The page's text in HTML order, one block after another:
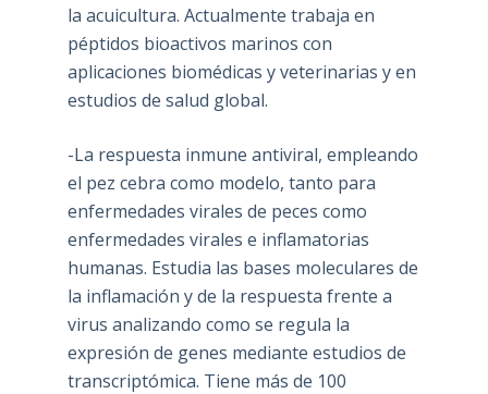
la acuicultura. Actualmente trabaja en
péptidos bioactivos marinos con
aplicaciones biomédicas y veterinarias y en
estudios de salud global.
-La respuesta inmune antiviral, empleando
el pez cebra como modelo, tanto para
enfermedades virales de peces como
enfermedades virales e inflamatorias
humanas. Estudia las bases moleculares de
la inflamación y de la respuesta frente a
virus analizando como se regula la
expresión de genes mediante estudios de
transcriptómica. Tiene más de 100